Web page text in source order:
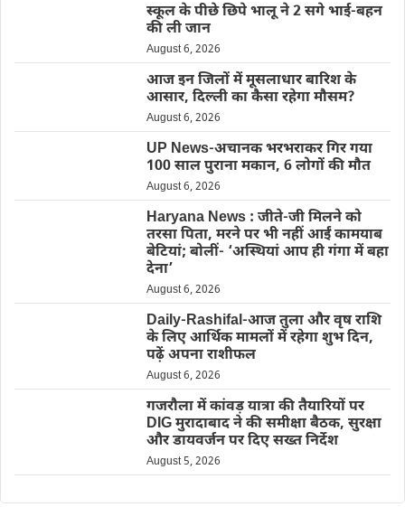
स्कूल के पीछे छिपे भालू ने 2 सगे भाई-बहन
की ली जान
August 6, 2026
आज इन जिलों में मूसलाधार बारिश के
आसार, दिल्ली का कैसा रहेगा मौसम?
August 6, 2026
UP News-अचानक भरभराकर गिर गया
100 साल पुराना मकान, 6 लोगों की मौत
August 6, 2026
Haryana News : जीते-जी मिलने को
तरसा पिता, मरने पर भी नहीं आईं कामयाब
बेटियां; बोलीं- ‘अस्थियां आप ही गंगा में बहा
देना’
August 6, 2026
Daily-Rashifal-आज तुला और वृष राशि
के लिए आर्थिक मामलों में रहेगा शुभ दिन,
पढ़ें अपना राशीफल
August 6, 2026
गजरौला में कांवड़ यात्रा की तैयारियों पर
DIG मुरादाबाद ने की समीक्षा बैठक, सुरक्षा
और डायवर्जन पर दिए सख्त निर्देश
August 5, 2026